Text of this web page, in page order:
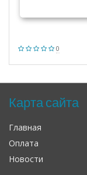
0
Карта сайта
Главная
Оплата
Новости